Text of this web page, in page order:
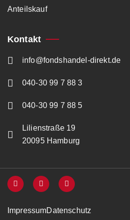
Anteilskauf
Kontakt
info@fondshandel-direkt.de
040-30 99 7 88 3
040-30 99 7 88 5
Lilienstraße 19
20095 Hamburg
ImpressumDatenschutz